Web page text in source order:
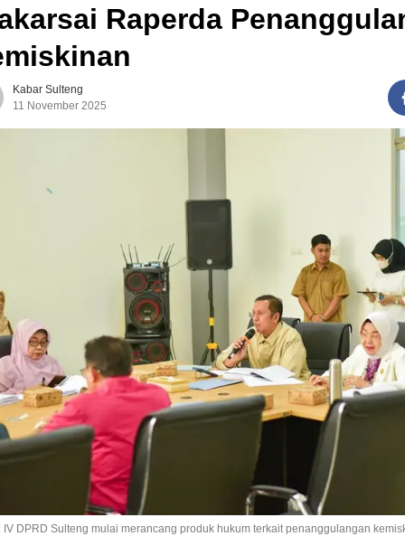
Raperda
Kabar Sulteng
11 November 2025
IV DPRD Sulteng mulai merancang produk hukum terkait penanggulangan